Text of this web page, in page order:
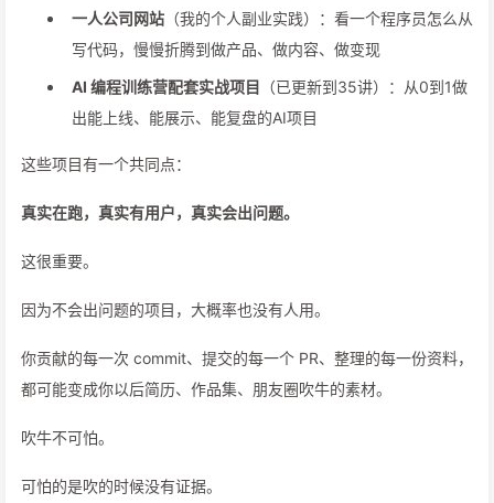
一人公司网站 （我的个人副业实践）：看一个程序员怎么从
写代码，慢慢折腾到做产品、做内容、做变现
AI 编程训练营配套实战项目
（已更新到35讲）：从0到1做
出能上线、能展示、能复盘的AI项目
这些项目有一个共同点：
真实在跑，真实有用户，真实会出问题。
这很重要。
因为不会出问题的项目，大概率也没有人用。
你贡献的每一次 commit、提交的每一个 PR、整理的每一份资料，
都可能变成你以后简历、作品集、朋友圈吹牛的素材。
吹牛不可怕。
可怕的是吹的时候没有证据。